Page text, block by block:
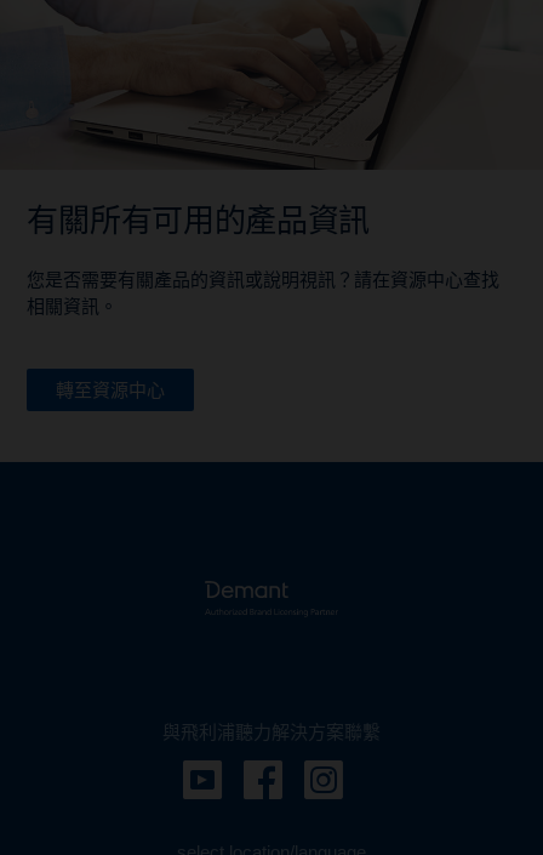
有關所有可用的產品資訊
您是否需要有關產品的資訊或說明視訊？請在資源中心查找
相關資訊。
轉至資源中心
與飛利浦聽力解決方案聯繫